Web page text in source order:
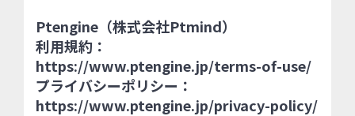
Ptengine（株式会社Ptmind）
利用規約：
https://www.ptengine.jp/terms-of-use/
プライバシーポリシー：
https://www.ptengine.jp/privacy-policy/